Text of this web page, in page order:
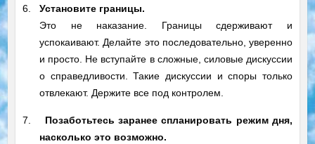
6.
Установите границы.
Это не наказание. Границы сдерживают и
успокаивают. Делайте это последовательно, уверенно
и просто. Не вступайте в сложные, силовые дискуссии
о справедливости. Такие дискуссии и споры только
отвлекают. Держите все под контролем.
7.
Позаботьтесь заранее спланировать режим дня,
насколько это возможно.